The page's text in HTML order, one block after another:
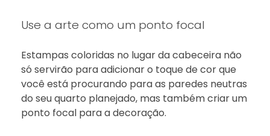
Use a arte como um ponto focal
Estampas coloridas no lugar da cabeceira não
só servirão para adicionar o toque de cor que
você está procurando para as paredes neutras
do seu quarto planejado, mas também criar um
ponto focal para a decoração.